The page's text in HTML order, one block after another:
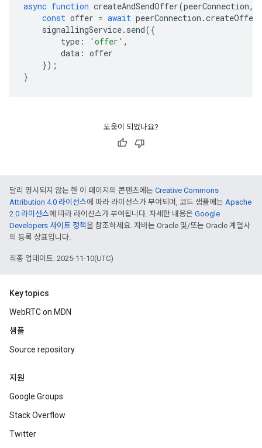
async function createAndSendOffer(peerConnection,
const offer = await peerConnection .createOffer
signallingService. send({
type : 'offer' ,
data : offer
});
}
도움이 되었나요?
달리 명시되지 않는 한 이 페이지의 콘텐츠에는 Creative Commons
Attribution 4.0 라이선스에 따라 라이선스가 부여되며, 코드 샘플에는 Apache
2.0 라이선스에 따라 라이선스가 부여됩니다. 자세한 내용은 Google
Developers 사이트 정책을 참조하세요. 자바는 Oracle 및/또는 Oracle 계열사
의 등록 상표입니다.
최종 업데이트: 2025-11-10(UTC)
Key topics
WebRTC on MDN
샘플
Source repository
지원
Google Groups
Stack Overflow
Twitter